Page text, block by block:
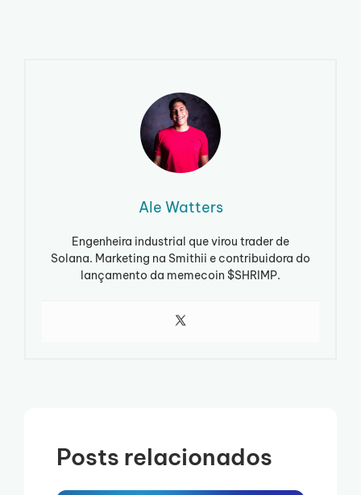
Ale Watters
Engenheira industrial que virou trader de
Solana. Marketing na Smithii e contribuidora do
lançamento da memecoin $SHRIMP.
Posts relacionados